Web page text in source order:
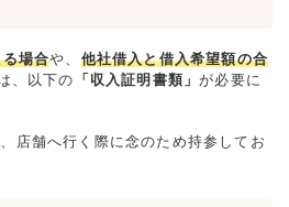
場合や、 他社借入と借入希望額の合
、以下の 「収入証明書類」が必要に
店舗へ行く際に念のため持参してお